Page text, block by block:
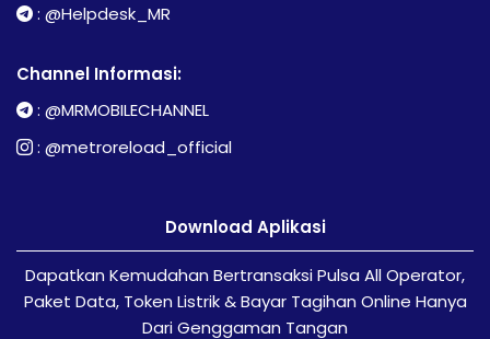
: @Helpdesk_MR
Channel Informasi:
: @MRMOBILECHANNEL
: @metroreload_official
Download Aplikasi
Dapatkan Kemudahan Bertransaksi Pulsa All Operator,
Paket Data, Token Listrik & Bayar Tagihan Online Hanya
Dari Genggaman Tangan